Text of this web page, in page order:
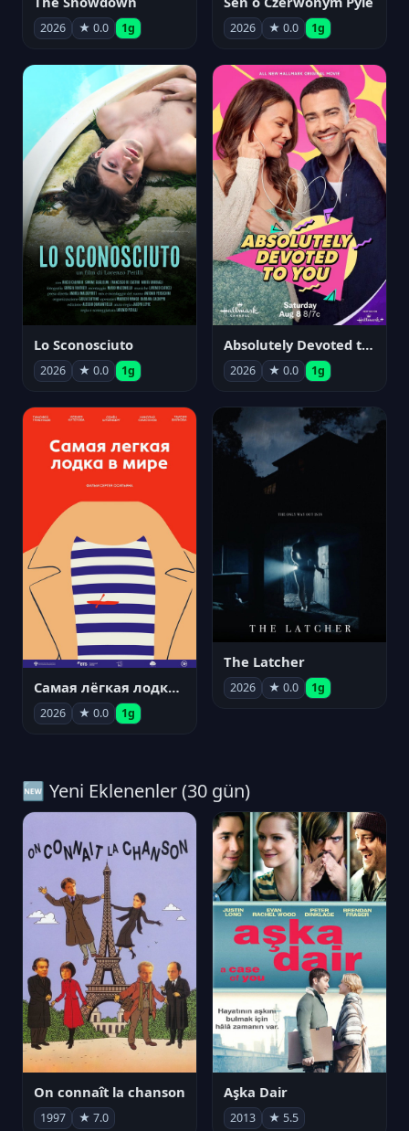
2026 ★ 0.0 1g 2026 ★ 0.0 1g
Lo Sconosciuto
2026 ★ 0.0 1g
Absolutely Devoted to You
2026 ★ 0.0 1g
Самая лёгкая лодка в мире
2026 ★ 0.0 1g
The Latcher
2026 ★ 0.0 1g
🆕 Yeni Eklenenler (30 gün)
On connaît la chanson
1997 ★ 7.0
Aşka Dair
2013 ★ 5.5